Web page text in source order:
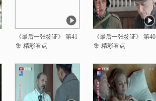
《最后一张签证》 第41
集 精彩看点
《最后一张签证》 第40
集 精彩看点